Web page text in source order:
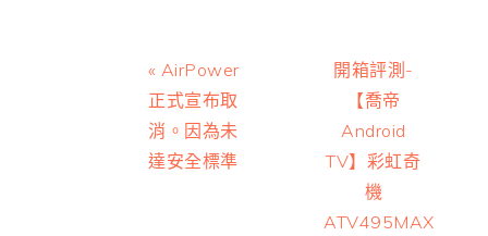
Previous
Post:
« AirPower
正式宣布取
消。因為未
達安全標準
Next
Post:
開箱評測-
【喬帝
Android
TV】彩虹奇
機
ATV495MAX